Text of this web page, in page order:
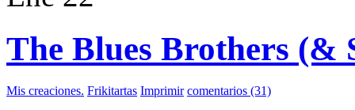
The Blues Brothers (&
Mis creaciones. Frikitartas Imprimir comentarios (31)